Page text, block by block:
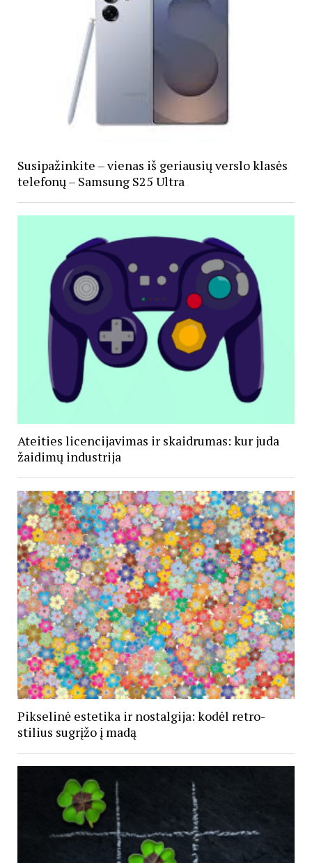
Susipažinkite – vienas iš geriausių verslo klasės
telefonų – Samsung S25 Ultra
Ateities licencijavimas ir skaidrumas: kur juda
žaidimų industrija
Pikselinė estetika ir nostalgija: kodėl retro-
stilius sugrįžo į madą